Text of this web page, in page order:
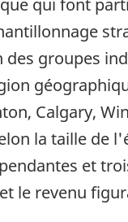
groupes
Calgary,
la taille de
et
le revenu